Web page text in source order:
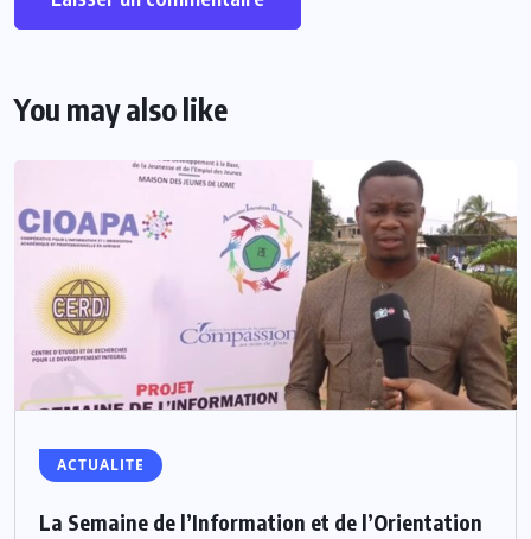
You may also like
ACTUALITE
La Semaine de l’Information et de l’Orientation